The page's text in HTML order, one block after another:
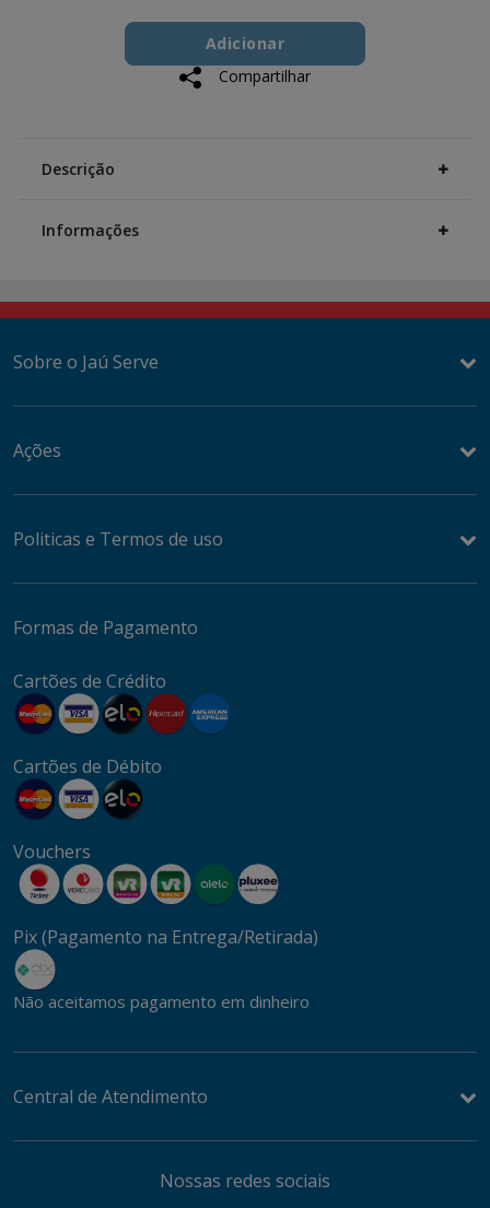
to
cart
Product
ActionsAdicionar
Compartilhar
Information
Descrição
Informações
Sobre o Jaú Serve
Ações
Politicas e Termos de uso
Formas de Pagamento
Cartões de Crédito
Cartões de Débito
Vouchers
Pix (Pagamento na Entrega/Retirada)
Não aceitamos pagamento em dinheiro
Central de Atendimento
Nossas redes sociais